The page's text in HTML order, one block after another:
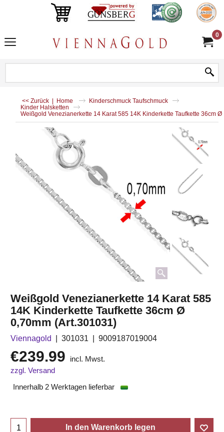
0
<< Zurück | Home
Kinderschmuck Taufschmuck
Kinder Halsketten
Weißgold Venezianerkette 14 Karat 585 14K Kinderkette Taufkette 36cm
Weißgold Venezianerkette 14 Karat 585
14K Kinderkette Taufkette 36cm Ø
0,70mm (Art.301031)
Viennagold 301031 9009187019004
€239.99
incl. Mwst.
zzgl. Versand
Innerhalb 2 Werktagen lieferbar
In den Warenkorb legen